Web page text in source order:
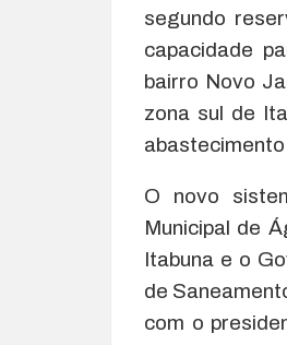
segundo
capacidade
bairro Novo
zona sul de
abastecimento
O novo
Municipal de
Itabuna e o
de
com o